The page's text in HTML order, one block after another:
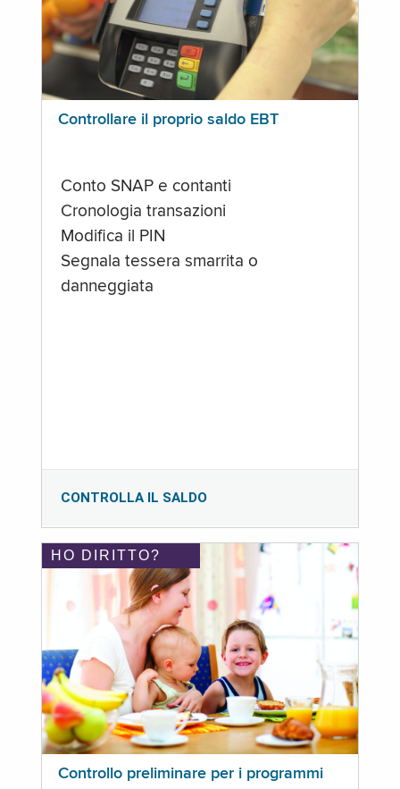
Controllare il proprio saldo EBT
Conto SNAP e contanti
Cronologia transazioni
Modifica il PIN
Segnala tessera smarrita o
danneggiata
CONTROLLA IL SALDO
HO DIRITTO?
Controllo preliminare per i programmi